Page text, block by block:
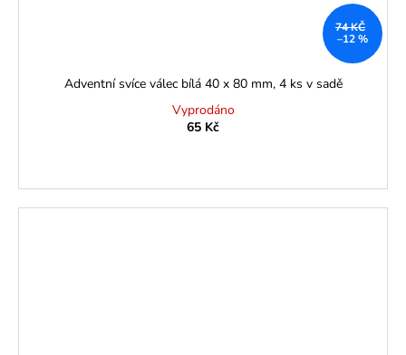
74 KČ
–12 %
Adventní svíce válec bílá 40 x 80 mm, 4 ks v sadě
Vyprodáno
65 Kč